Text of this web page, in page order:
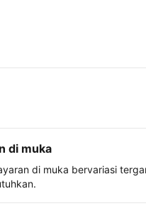
di muka
di muka bervariasi